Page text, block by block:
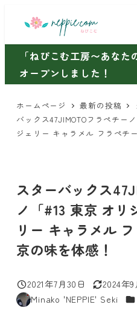
ン
ン
「ねぴこむ工房〜あな
オープンしました！
ホームページ 最新の投稿
バックス47JIMOTOフラペチー
ジェリー キャラメル フラペチ
スターバックス
ノ「#13 東京 オリ
リー キャラメル
京の味を体感！
投稿日
2021年7月30日
更新日
2024年9
著
Minako 'NEPPIE' Seki カ